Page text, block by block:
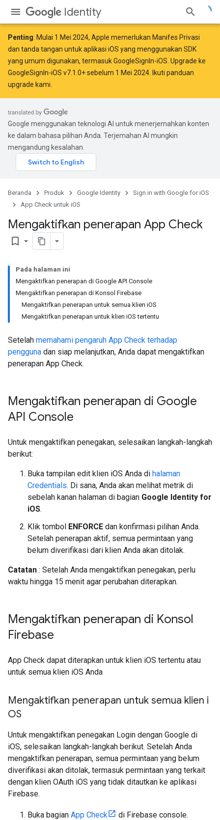
Identity
Penting: Mulai 1 Mei 2024, Apple memerlukan Manifes Privasi
dan tanda tangan untuk aplikasi iOS yang menggunakan SDK
yang umum digunakan, termasuk GoogleSignIn-iOS. Upgrade ke
GoogleSignIn-iOS v7.1.0+ sebelum 1 Mei 2024. Ikuti panduan
upgrade kami
Google menggunakan teknologi AI untuk menerjemahkan konten
ke dalam bahasa pilihan Anda. Terjemahan AI mungkin
mengandung kesalahan.
Beranda Produk Google Identity
Sign in with Google for iOS
App Check untuk iOS
Mengaktifkan penerapan App Check
bookmark_border
Pada halaman ini
Mengaktifkan penerapan di Google API Console
Mengaktifkan penerapan di Konsol Firebase
Mengaktifkan penerapan untuk semua klien iOS
Mengaktifkan penerapan untuk klien iOS tertentu
Setelah memahami pengaruh App Check terhadap
pengguna dan siap melanjutkan, Anda dapat mengaktifkan
penerapan App Check.
Mengaktifkan penerapan di Google
API Console
Untuk mengaktifkan penegakan, selesaikan langkah-langkah
berikut:
Buka tampilan edit klien iOS Anda di halaman
Credentials. Di sana, Anda akan melihat metrik di
sebelah kanan halaman di bagian Google Identity for
iOS.
Klik tombol ENFORCE dan konfirmasi pilihan Anda.
Setelah penerapan aktif, semua permintaan yang
belum diverifikasi dari klien Anda akan ditolak.
Catatan : Setelah Anda mengaktifkan penegakan, perlu
waktu hingga 15 menit agar perubahan diterapkan.
Mengaktifkan penerapan di Konsol
Firebase
App Check dapat diterapkan untuk klien iOS tertentu atau
untuk semua klien iOS Anda
Mengaktifkan penerapan untuk semua klien i
OS
Untuk mengaktifkan penegakan Login dengan Google di
iOS, selesaikan langkah-langkah berikut. Setelah Anda
mengaktifkan penerapan, semua permintaan yang belum
diverifikasi akan ditolak, termasuk permintaan yang terkait
dengan klien OAuth iOS yang tidak ditautkan ke aplikasi
Firebase.
Buka bagian App Check
di Firebase console.